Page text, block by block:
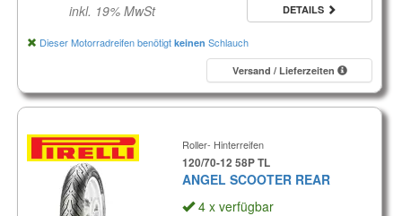
inkl. 19% MwSt DETAILS
Dieser Motorradreifen benötigt keinen Schlauch
Versand / Lieferzeiten
Roller- Hinterreifen
120/70-12 58P TL
ANGEL SCOOTER REAR
4 x verfügbar